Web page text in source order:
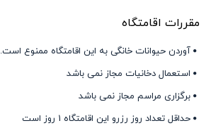
مقررات اقامتگاه
آوردن حیوانات خانگی به این اقامتگاه ممنوع است.
استعمال دخانیات مجاز نمی باشد
برگزاری مراسم مجاز نمی باشد
حداقل تعداد روز رزرو این اقامتگاه 1 روز است